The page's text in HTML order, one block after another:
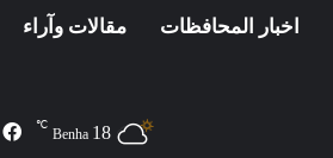
اخبار المحافظات مقالات وآراء
Benha 18
℃